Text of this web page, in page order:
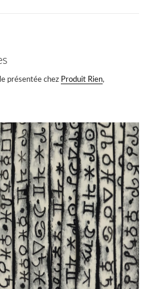
présentée chez Produit Rien,